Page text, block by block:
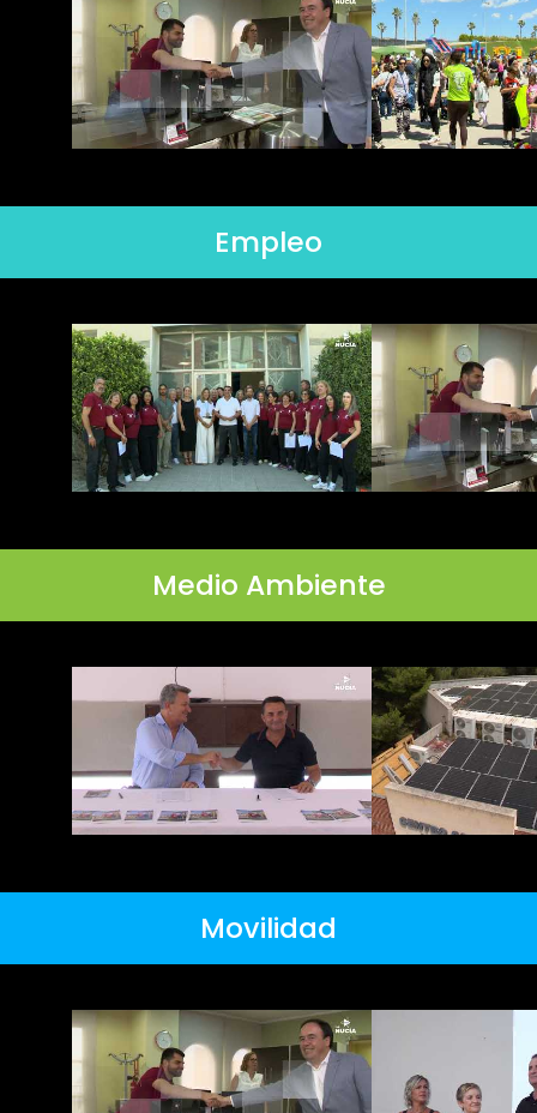
Empleo
Medio Ambiente
Movilidad